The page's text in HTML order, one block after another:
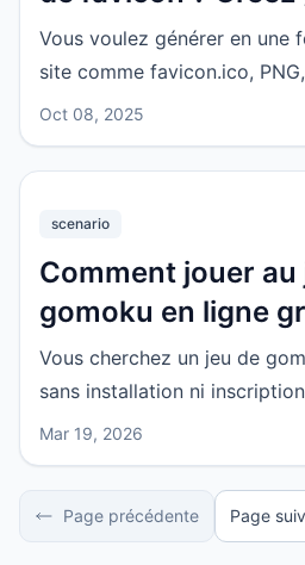
des icônes de site
ou SVG
Vous voulez générer en une
site comme favicon.ico,
logo ? Cet article présente
recommandées, ainsi que
Oct 08, 2025
scenario
Comment jouer au
gomoku en ligne
plus facilement ?
démarrer la partie
navigateur est plus
Vous cherchez un jeu de
sans installation ni
explique pourquoi lancer
situations cela convient, et
qualités essentielles d’une
Mar 19, 2026
Page précédente Page